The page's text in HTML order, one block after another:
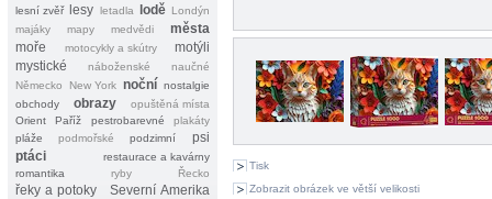
lesní zvěř lesy letadla lodě Londýn
majáky
mapy medvědi
města
moře
motocykly a skútry
motýli
mystické
náboženské
naučné
Německo
New York noční nostalgie
obchody
obrazy
opuštěná místa
Orient
Paříž pestrobarevné
plakáty
pláže
podmořské podzimní
psi
ptáci
restaurace a kavárny
romantika
ryby Řecko
řeky a potoky Severní Amerika
Tisk
Zobrazit obrázek ve větší velikosti